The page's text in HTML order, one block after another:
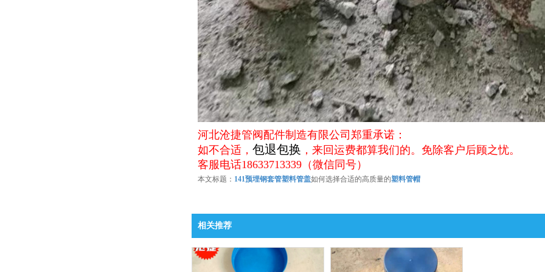
河北沧捷管阀配件制造有限公司郑重承诺：
如不合适， 包退包换 ，来回运费都算我们的。免除客户后顾之忧。
客服电话18633713339（微信同号）
本文标题： 141预埋钢套管塑料管盖如何选择合适的高质量的塑料管帽
相关推荐